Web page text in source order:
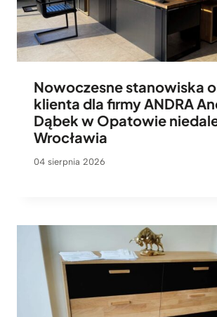
Nowoczesne stanowiska
klienta dla firmy ANDRA
Dąbek w Opatowie
Wrocławia
04 sierpnia 2026